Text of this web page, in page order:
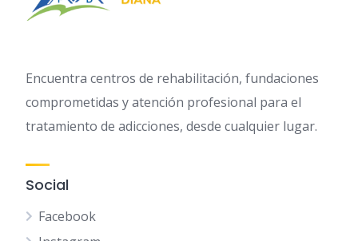
Encuentra centros de rehabilitación, fundaciones
comprometidas y atención profesional para el
tratamiento de adicciones, desde cualquier lugar.
Social
Facebook